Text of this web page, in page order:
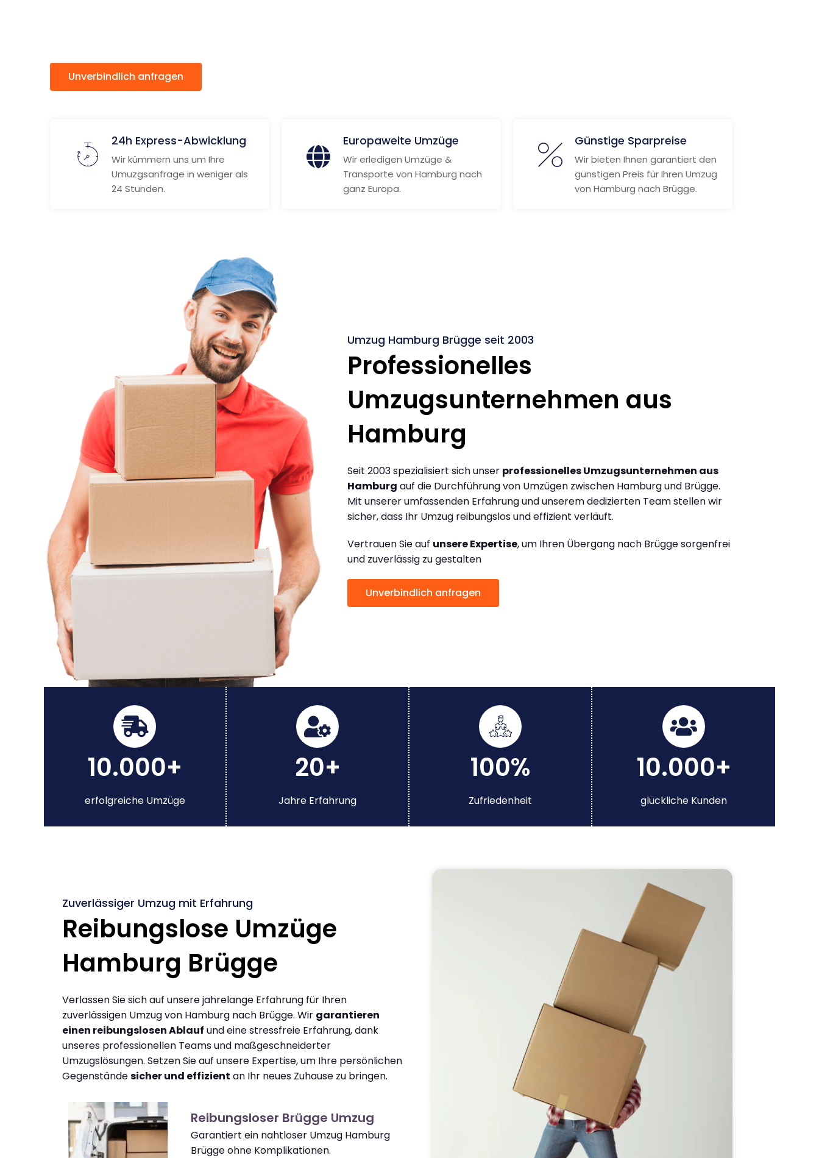
Unverbindlich anfragen
24h Express-Abwicklung
Wir kümmern uns um Ihre
Umuzgsanfrage in weniger als
24 Stunden.
Europaweite Umzüge
Wir erledigen Umzüge &
Transporte von Hamburg nach
ganz Europa.
Günstige Sparpreise
Wir bieten Ihnen garantiert den
günstigen Preis für Ihren Umzug
von Hamburg nach Brügge.
Umzug Hamburg Brügge seit 2003
Professionelles
Umzugsunternehmen aus
Hamburg
Seit 2003 spezialisiert sich unser professionelles Umzugsunternehmen aus
Hamburg auf die Durchführung von Umzügen zwischen Hamburg und Brügge.
Mit unserer umfassenden Erfahrung und unserem dedizierten Team stellen wir
sicher, dass Ihr Umzug reibungslos und effizient verläuft.
Vertrauen Sie auf unsere Expertise, um Ihren Übergang nach Brügge sorgenfrei
und zuverlässig zu gestalten
Unverbindlich anfragen
10.000+
erfolgreiche Umzüge
20+
Jahre Erfahrung
100%
Zufriedenheit
10.000+
glückliche Kunden
Zuverlässiger Umzug mit Erfahrung
Reibungslose Umzüge
Hamburg Brügge
Verlassen Sie sich auf unsere jahrelange Erfahrung für Ihren
zuverlässigen Umzug von Hamburg nach Brügge. Wir garantieren
einen reibungslosen Ablauf und eine stressfreie Erfahrung, dank
unseres professionellen Teams und maßgeschneiderter
Umzugslösungen. Setzen Sie auf unsere Expertise, um Ihre persönlichen
Gegenständesicher und effizient an Ihr neues Zuhause zu bringen.
Reibungsloser Brügge Umzug
Garantiert ein nahtloser Umzug Hamburg
Brügge ohne Komplikationen.